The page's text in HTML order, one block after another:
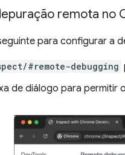
remota no
para configurar a
#remote-debugging
de diálogo para